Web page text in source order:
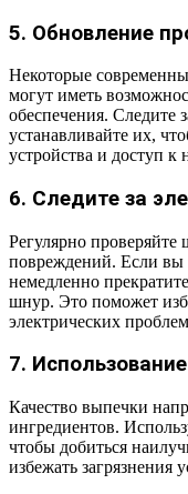
5. Обновление
Некоторые
могут иметь
обеспечения. Следите
устанавливайте их,
устройства и доступ
6. Следите за
Регулярно
повреждений. Если вы
немедленно
шнур. Это поможет
электрических
7.
Качество выпечки
ингредиентов.
чтобы добиться
избежать загрязнения